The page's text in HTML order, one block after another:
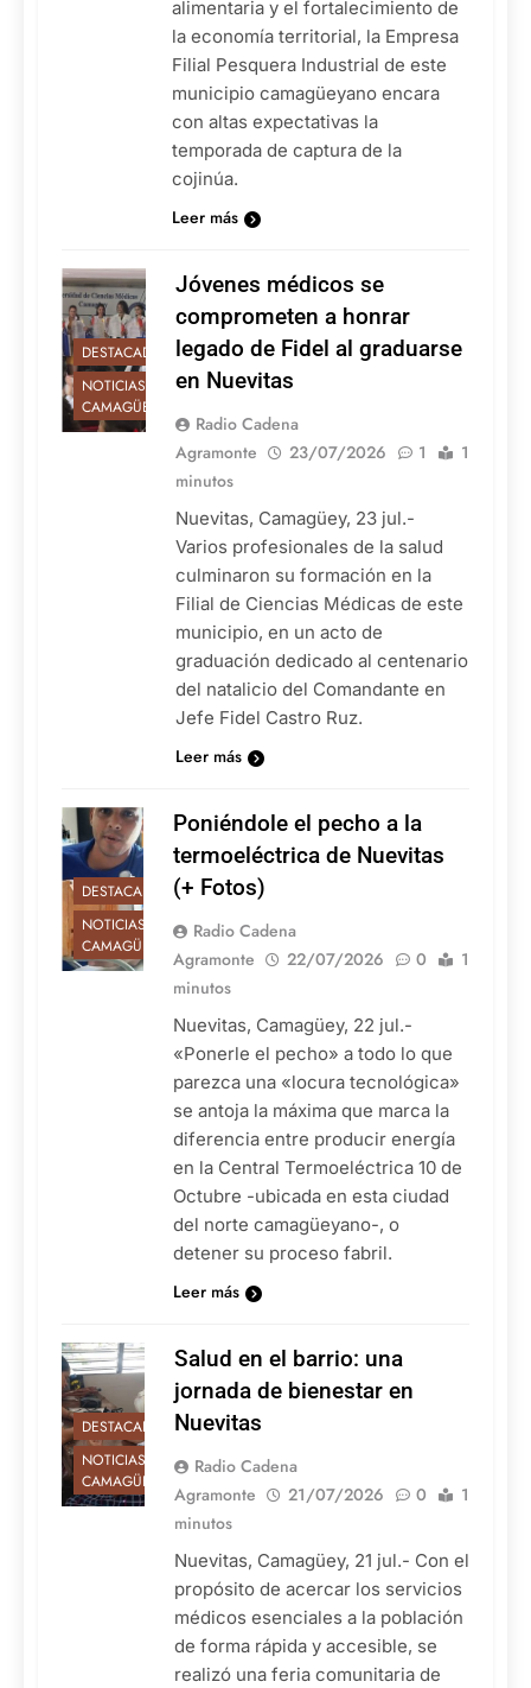
alimentaria y el fortalecimiento de
la economía territorial, la Empresa
Filial Pesquera Industrial de este
municipio camagüeyano encara
con altas expectativas la
temporada de captura de la
cojinúa.
Leer más
DESTACADAS
NOTICIAS DE
CAMAGÜEY
Jóvenes médicos se
comprometen a honrar
legado de Fidel al graduarse
en Nuevitas
Radio Cadena
Agramonte
23/07/2026 1
1
minutos
Nuevitas, Camagüey, 23 jul.-
Varios profesionales de la salud
culminaron su formación en la
Filial de Ciencias Médicas de este
municipio, en un acto de
graduación dedicado al centenario
del natalicio del Comandante en
Jefe Fidel Castro Ruz.
Leer más
DESTACADAS
NOTICIAS DE
CAMAGÜEY
Poniéndole el pecho a la
termoeléctrica de Nuevitas
(+ Fotos)
Radio Cadena
Agramonte
22/07/2026 0
1
minutos
Nuevitas, Camagüey, 22 jul.-
«Ponerle el pecho» a todo lo que
parezca una «locura tecnológica»
se antoja la máxima que marca la
diferencia entre producir energía
en la Central Termoeléctrica 10 de
Octubre -ubicada en esta ciudad
del norte camagüeyano-, o
detener su proceso fabril.
Leer más
DESTACADAS
NOTICIAS DE
CAMAGÜEY
Salud en el barrio: una
jornada de bienestar en
Nuevitas
Radio Cadena
Agramonte
21/07/2026 0
1
minutos
Nuevitas, Camagüey, 21 jul.- Con el
propósito de acercar los servicios
médicos esenciales a la población
de forma rápida y accesible, se
realizó una feria comunitaria de